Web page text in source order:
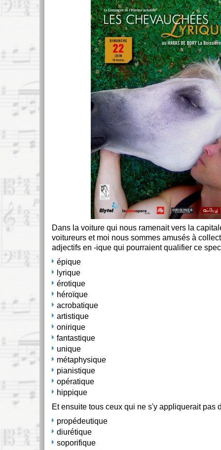
Dans la voiture qui nous ramenait vers la
voitureurs et moi nous sommes amusés à
adjectifs en -ique qui pourraient qualifier ce
épique
lyrique
érotique
héroïque
acrobatique
artistique
onirique
fantastique
unique
métaphysique
pianistique
opératique
hippique
Et ensuite tous ceux qui ne s'y appliquerait pas
propédeutique
diurétique
soporifique